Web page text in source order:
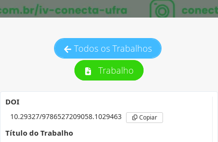
Todos os Trabalhos
Trabalho
DOI
10.29327/9786527209058.1029463 Copiar
Título do Trabalho